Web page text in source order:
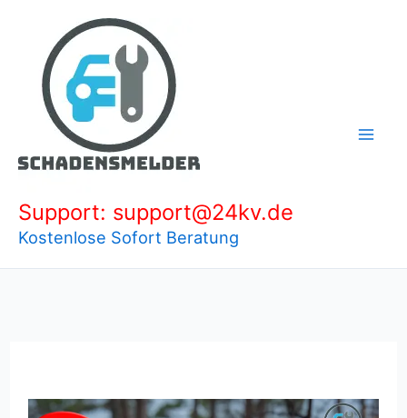
springen
Support: support@24kv.de
Kostenlose Sofort Beratung